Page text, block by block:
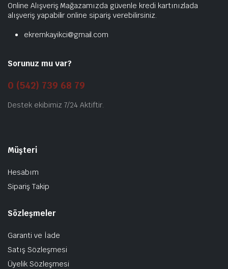
Online Alışveriş Mağazamızda güvenle kredi kartınızlada
alışveriş yapabilir online sipariş verebilirsiniz.
ekremkayikci@gmail.com
Sorunuz mu var?
0 (542) 739 68 79
Destek ekibimiz 7/24 Aktiftir.
Müşteri
Hesabım
Sipariş Takip
Sözleşmeler
Garanti ve İade
Satış Sözleşmesi
Üyelik Sözleşmesi